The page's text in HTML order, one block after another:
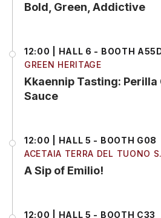
Bold, Green, Addictive
12:00 | HALL 6 - BOOTH
GREEN HERITAGE
Kkaennip Tasting:
Sauce
12:00 | HALL 5 - BOOTH G08
ACETAIA TERRA DEL TUONO
A Sip of Emilio!
12:00 | HALL 5 - BOOTH C33